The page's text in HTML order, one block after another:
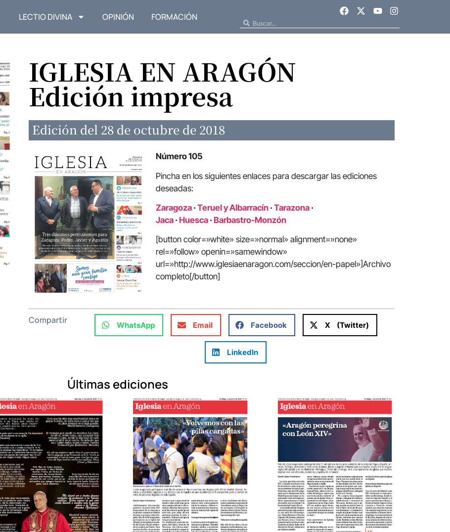
LECTIO DIVINA OPINIÓN FORMACIÓN
IGLESIA EN ARAGÓN
Edición impresa
Edición del 28 de octubre de 2018
Número 105
Pincha en los siguientes enlaces para descargar las ediciones
deseadas:
Zaragoza· Teruel y Albarracín· Tarazona·
Jaca· Huesca· Barbastro-Monzón
[button color=»white» size=»normal» alignment=»none»
rel=»follow» openin=»samewindow»
url=»http://www.iglesiaenaragon.com/seccion/en-papel»]Archivo
completo[/button]
Compartir WhatsApp Email Facebook X (Twitter)
LinkedIn
Últimas ediciones